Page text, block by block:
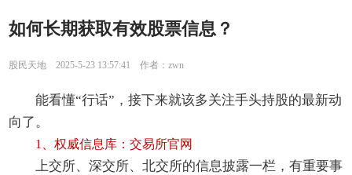
如何长期获取有效股票信息？
股民天地 2025-5-23 13:57:41 作者：zwn
能看懂“行话”，接下来就该多关注手头持股的最新动
向了。
1、权威信息库：交易所官网
上交所、深交所、北交所的信息披露一栏，有重要事